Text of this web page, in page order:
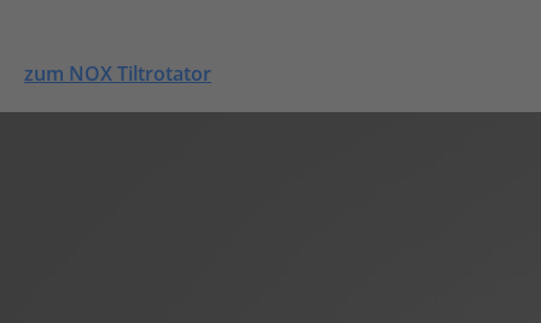
zum NOX Tiltrotator